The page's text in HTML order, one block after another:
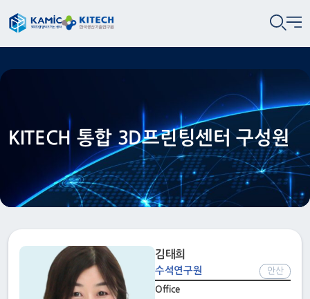
KITECH 통합 3D프린팅센터 구성원
김태희
수석연구원 안산
Office